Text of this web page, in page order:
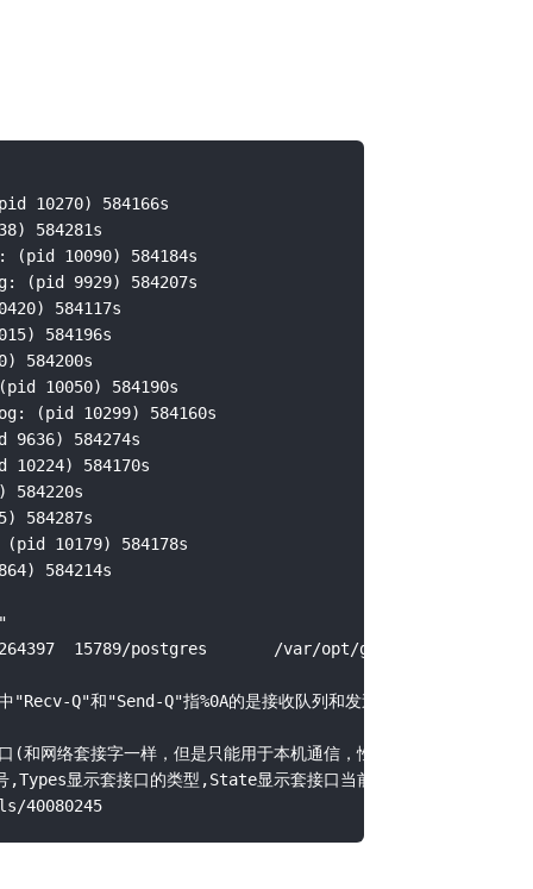
10270) 584166s
584281s
10090) 584184s
(pid 9929) 584207s
584117s
584196s
584200s
10050) 584190s
(pid 10299) 584160s
584274s
584170s
584287s
10179) 584178s
584214s
15789/postgres       /var/opt/gitlab/postgresql/
Q"和"Send-Q"指%0A的是接收队列和发送队列。这些数字一般
络套接字一样，但是只能用于本机通信，性能可以提高一倍)。
显示套接口的类型,State显示套接口当前的状态,Path表示连